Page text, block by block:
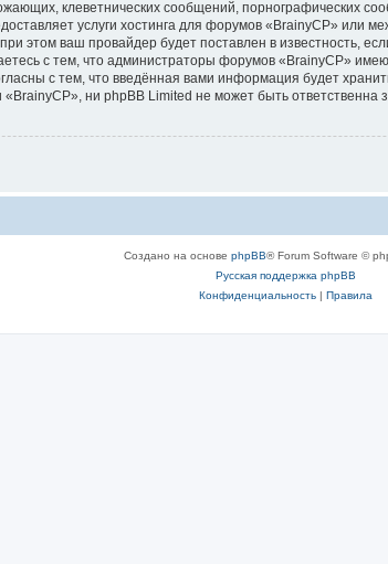
клеветнических сообщений, порнографических
услуги хостинга для форумов «BrainyCP» или
этом ваш провайдер будет поставлен в известность,
с тем, что администраторы форумов «BrainyCP»
с тем, что введённая вами информация будет
ни phpBB Limited не может быть ответственна
Создано на основе phpBB® Forum Software ©
Русская поддержка phpBB
Конфиденциальность| Правила